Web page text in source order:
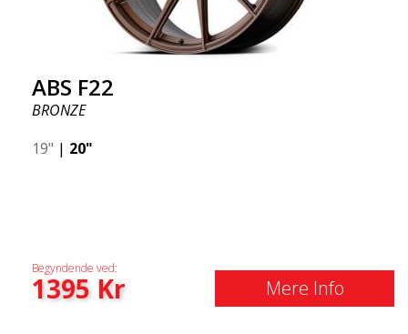
ABS F22
BRONZE
19" | 20"
Begyndende ved:
1395Kr Mere Info